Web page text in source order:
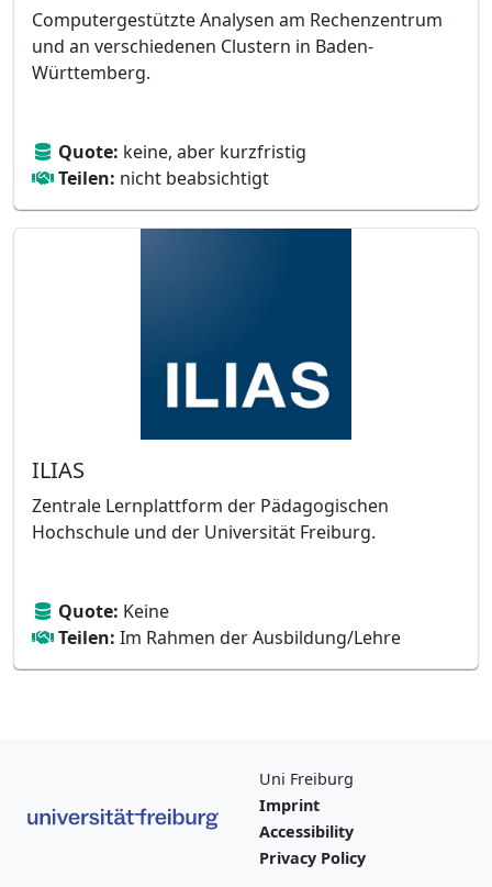
Computergestützte Analysen am Rechenzentrum
und an verschiedenen Clustern in Baden-
Württemberg.
Quote: keine, aber kurzfristig
Teilen: nicht beabsichtigt
ILIAS
Zentrale Lernplattform der Pädagogischen
Hochschule und der Universität Freiburg.
Quote: Keine
Teilen: Im Rahmen der Ausbildung/Lehre
Uni Freiburg
Imprint
Accessibility
Privacy Policy